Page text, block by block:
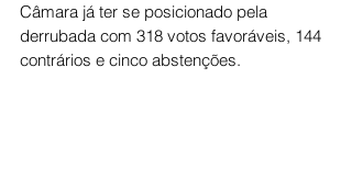
Câmara já ter se posicionado pela
derrubada com 318 votos favoráveis, 144
contrários e cinco abstenções.